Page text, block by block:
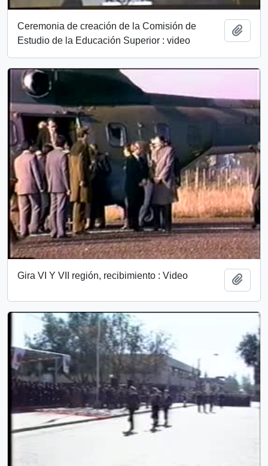
Ceremonia de creación de la Comisión de
Estudio de la Educación Superior : video
Gira VI Y VII región, recibimiento : Video